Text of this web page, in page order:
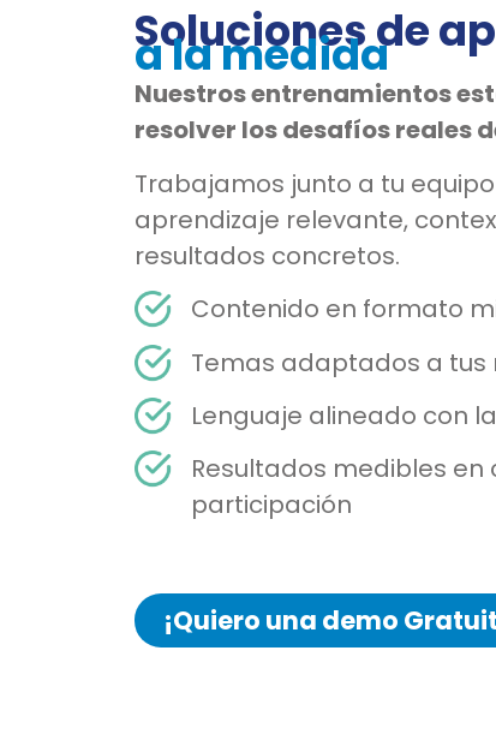
Soluciones de
a la medida
Nuestros entrenamientos
resolver los desafíos reales
Trabajamos junto a tu
aprendizaje relevante,
resultados concretos.
Contenido en formato
Temas adaptados a tus
Lenguaje alineado con
Resultados medibles
participación
¡Quiero una demo